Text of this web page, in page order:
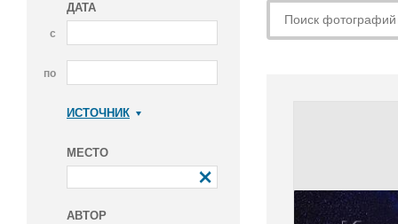
ДАТА
с
по
ИСТОЧНИК
МЕСТО
АВТОР